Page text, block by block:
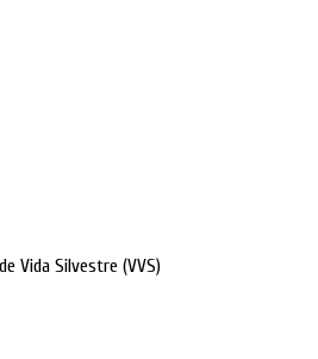
Vida Silvestre (VVS)